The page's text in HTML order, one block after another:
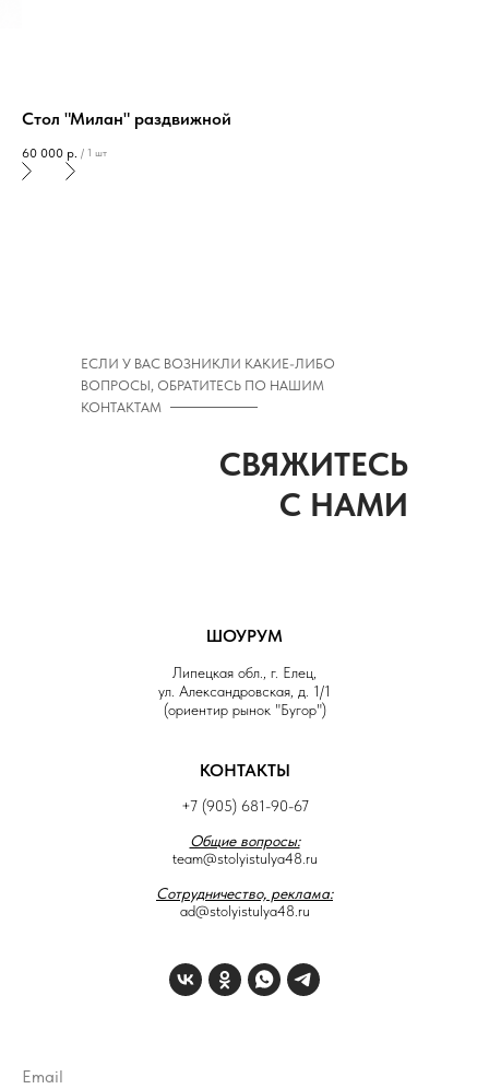
Стол "Милан" раздвижной
60 000 р. / 1 шт
ЕСЛИ У ВАС ВОЗНИКЛИ КАКИЕ-ЛИБО
ВОПРОСЫ, ОБРАТИТЕСЬ ПО НАШИМ
КОНТАКТАМ
СВЯЖИТЕСЬ
С НАМИ
ШОУРУМ
Липецкая обл., г. Елец,
ул. Александровская, д. 1/1
(ориентир рынок "Бугор")
КОНТАКТЫ
+7 (905) 681-90-67
Общие вопросы:
team@stolyistulya48.ru
Сотрудничество, реклама:
ad@stolyistulya48.ru
Email